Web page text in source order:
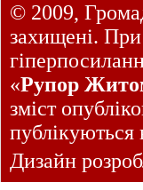
© 2009,
захищені. При
«Рупор
зміст
публікуються
Дизайн